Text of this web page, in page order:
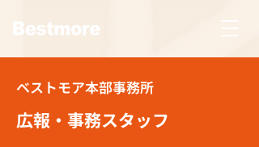
ベストモア本部事務所
広報・事務スタッフ